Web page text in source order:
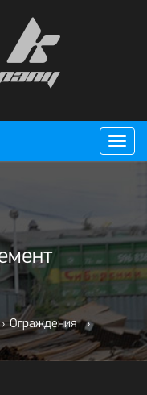
› Ограждения
›